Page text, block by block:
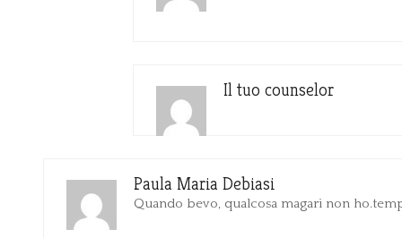
Il tuo counselor
Paula Maria Debiasi
Quando bevo, qualcosa magari non